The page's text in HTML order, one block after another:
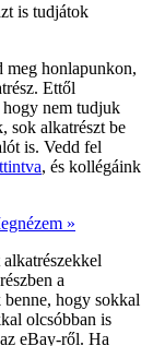
is tudjátok
meg honlapunkon,
Ettől
hogy nem tudjuk
sok alkatrészt be
is. Vedd fel
, és kollégáink
»
a
hogy sokkal
olcsóbban is
eBay-ről. Ha